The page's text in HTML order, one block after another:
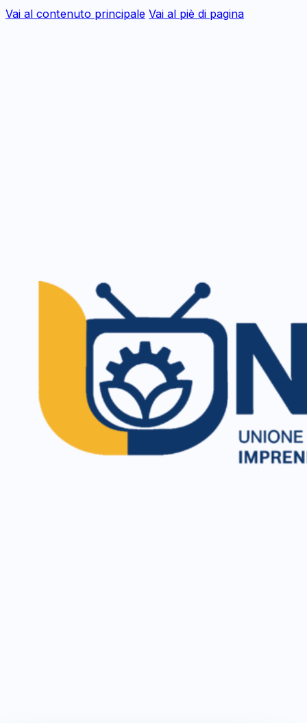
Vai al contenuto principale Vai al piè di pagina